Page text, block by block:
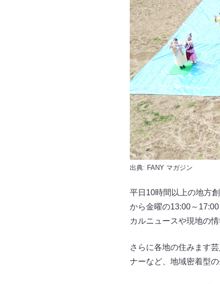
出典: FANY マガジン
平日10時間以上の地方
から金曜の13:00～
カルニュースや現地の
さらに各地の住みます
ナーなど、地域密着型